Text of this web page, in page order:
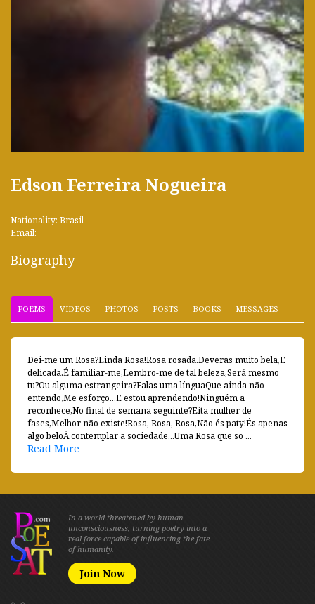
Edson Ferreira Nogueira
Nationality: Brasil
Email:
Biography
POEMS VIDEOS PHOTOS POSTS BOOKS MESSAGES
Dei-me um Rosa?Linda Rosa!Rosa rosada.Deveras muito bela,E
delicada.É familiar-me,Lembro-me de tal beleza,Será mesmo
tu?Ou alguma estrangeira?Falas uma línguaQue ainda não
entendo,Me esforço...E estou aprendendo!Ninguém a
reconhece,No final de semana seguinte?Eita mulher de
fases,Melhor não existe!Rosa, Rosa, Rosa,Não és paty!És apenas
algo beloÀ contemplar a sociedade...Uma Rosa que so ...
Read More
In a world threatened by human
unconsciousness, turning poetry into a
real force capable of influencing the fate
of humanity.
Join Now